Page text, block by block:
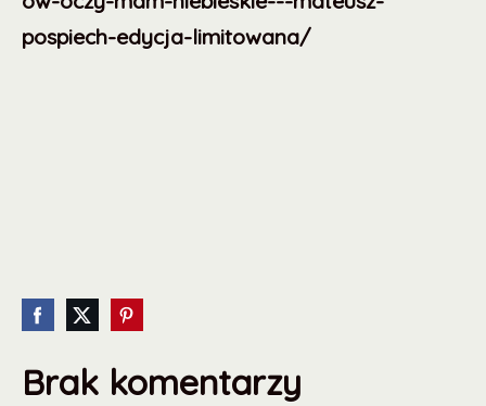
pospiech-edycja-limitowana/
Brak komentarzy